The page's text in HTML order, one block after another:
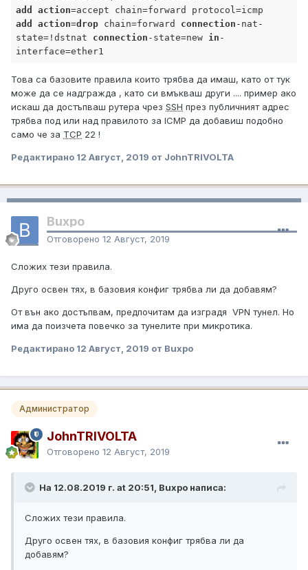
add
action
add
action=drop chain=forward connection -nat-
state=!dstnat connection -state=new in -
Това са базовите правила които трябва да имаш, като от тук
може да се надгражда , като си вмъкваш други .... пример ако
искаш да достъпваш рутера чрез SSH през публичният адрес
трябва под или над правилото за ICMP да добавиш подобно
само че за TCP 22 !
Редактирано 12 Август, 2019 от JohnTRIVOLTA
Buxpo
Отговорено 12 Август, 2019
Сложих тези правила.
Друго освен тях, в базовия конфиг трябва ли да добавям?
От вън ако достъпвам, предпочитам да изградя VPN тунел. Но
има да поизчета повечко за тунелите при микротика.
Редактирано 12 Август, 2019 от Buxpo
Администратор
JohnTRIVOLTA
Отговорено 12 Август, 2019
На 12.08.2019 г. at 20:51, Buxpo написа:
Сложих тези правила.
Друго освен тях, в базовия конфиг трябва ли да
добавям?